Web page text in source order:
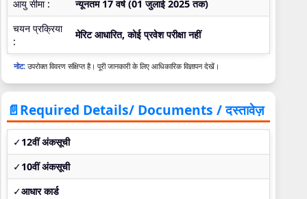
आयु सीमा :
न्यूनतम 17 वर्ष (01 जुलाई 2025 तक)
चयन प्रक्रिया
:
मेरिट आधारित, कोई प्रवेश परीक्षा नहीं
नोट:उपरोक्त विवरण संक्षिप्त है। पूरी जानकारी के लिए आधिकारिक विज्ञापन देखें।
📄Required Details/ Documents / दस्तावेज़
✓12वीं अंकसूची
✓10वीं अंकसूची
✓आधार कार्ड